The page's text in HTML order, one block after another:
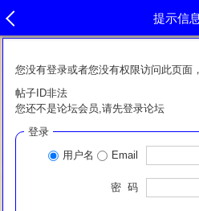
提示信息
您没有登录或者您没有权限访问此页面
帖子ID非法
您还不是论坛会员,请先登录论坛
登录
用户名
Email
密 码